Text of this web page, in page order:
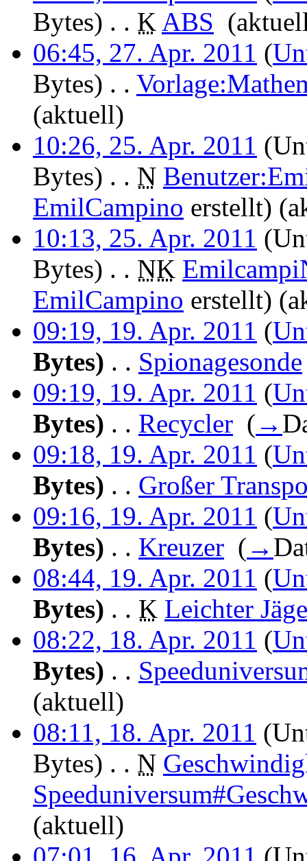
Bytes) . . K ABS
06:45, 27. Apr. 2011 (
Bytes) . .
(aktuell)
10:26, 25. Apr. 2011
Bytes) . . N
EmilCampino erstellt)
10:13, 25. Apr. 2011
Bytes) . . NK
EmilCampino erstellt)
09:19, 19. Apr. 2011 (
Bytes) . . Spionagesonde
09:19, 19. Apr. 2011 (
Bytes) . . Recycler ( →
09:18, 19. Apr. 2011 (
Bytes) . . Großer
09:16, 19. Apr. 2011 (
Bytes) . . Kreuzer ( →
08:44, 19. Apr. 2011 (
Bytes) . . K Leichter
08:22, 18. Apr. 2011 (
Bytes) . .
(aktuell)
08:11, 18. Apr. 2011
Bytes) . . N
(aktuell)